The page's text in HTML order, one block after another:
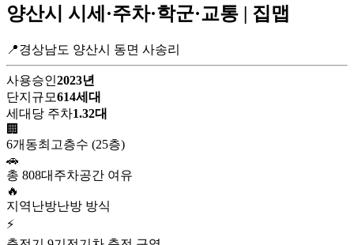
양산시 시세·주차·학군·교통 | 집맵
📍경상남도 양산시 동면 사송리
사용승인2023년
단지규모614세대
세대당 주차1.32대
🏢
6개동최고층수 (25층)
🚗
총 808대 주차공간 여유
🔥
지역난방난방 방식
⚡